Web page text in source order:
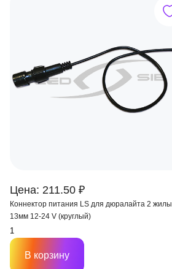
Цена: 211.50 ₽
Коннектор питания LS для дюралайта 2 жилы
13мм 12-24 V (круглый)
В корзину